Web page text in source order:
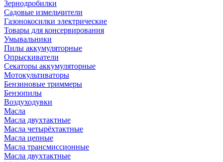
Зернодробилки
Садовые измельчители
Газонокосилки электрические
Товары для консервирования
Умывальники
Пилы аккумуляторные
Опрыскиватели
Секаторы аккумуляторные
Мотокультиваторы
Бензиновые триммеры
Бензопилы
Воздуходувки
Масла
Масла двухтактные
Масла четырёхтактные
Масла цепные
Масла трансмиссионные
Масла двухтактные